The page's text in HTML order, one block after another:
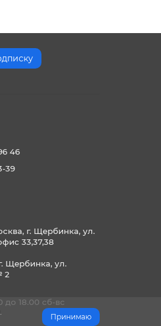
Принимаю
46
39
г. Щербинка, ул.
33,37,38
Щербинка, ул.
2
до 18.00 сб-вс